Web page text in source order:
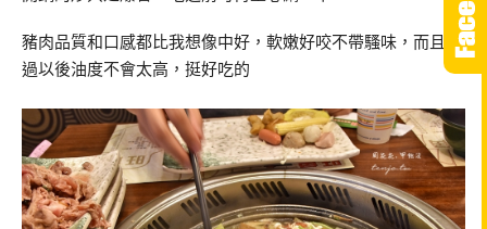
豬肉品質和口感都比我想像中好，軟嫩好咬不帶騷味，而且炒
過以後油度不會太高，挺好吃的